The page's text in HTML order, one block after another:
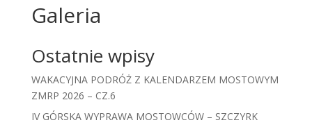
Galeria
Ostatnie wpisy
WAKACYJNA PODRÓŻ Z KALENDARZEM MOSTOWYM
ZMRP 2026 – CZ.6
IV GÓRSKA WYPRAWA MOSTOWCÓW – SZCZYRK